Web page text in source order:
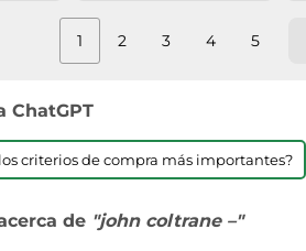
1 2 3 4 5
ChatGPT
criterios de compra más importantes?
de "john coltrane –"